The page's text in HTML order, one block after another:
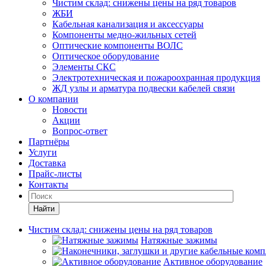
Чистим склад: снижены цены на ряд товаров
ЖБИ
Кабельная канализация и аксессуары
Компоненты медно-жильных сетей
Оптические компоненты ВОЛС
Оптическое оборудование
Элементы СКС
Электротехническая и пожароохранная продукция
ЖД узлы и арматура подвески кабелей связи
О компании
Новости
Акции
Вопрос-ответ
Партнёры
Услуги
Доставка
Прайс-листы
Контакты
Найти
Чистим склад: снижены цены на ряд товаров
Натяжные зажимы
Активное оборудование